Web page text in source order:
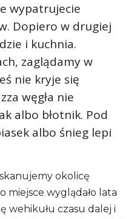
wypatrujecie
Dopiero w drugiej
i kuchnia.
zaglądamy w
nie kryje się
węgła nie
albo błotnik. Pod
albo śnieg lepi
okolicę
miejsce wyglądało lata
wehikułu czasu dalej i